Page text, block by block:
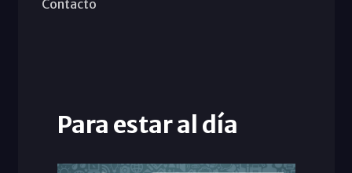
Contacto
Para estar al día